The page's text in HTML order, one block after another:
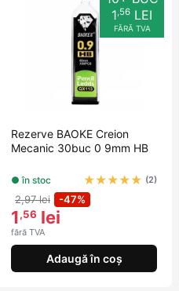
1,56 LEI
FĂRĂ TVA
Rezerve BAOKE Creion
Mecanic 30buc 0 9mm HB
● în stoc ★★★★★ (2)
2,97 lei -47%
1,56 lei
fără TVA
Adaugă în coș